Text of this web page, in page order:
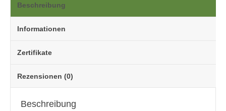
Beschreibung
Informationen
Zertifikate
Rezensionen (0)
Beschreibung